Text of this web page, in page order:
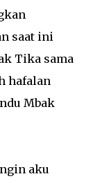
saat ini
Tika sama
hafalan
Mbak
aku